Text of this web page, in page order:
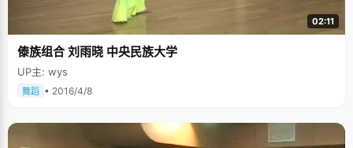
02:11
傣族组合 刘雨晓 中央民族大学
UP主: wys
舞蹈 • 2016/4/8